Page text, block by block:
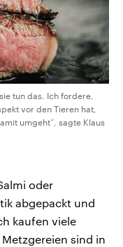
tun das. Ich fordere,
vor den Tieren hat,
umgeht“, sagte Klaus
oder
abgepackt und
kaufen viele
sind in